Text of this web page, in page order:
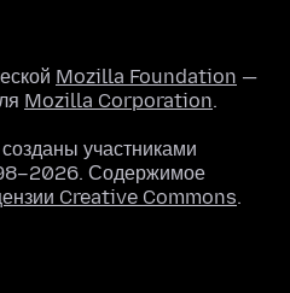
Mozilla Foundation —
Mozilla Corporation.
участниками
Содержимое
Creative Commons.